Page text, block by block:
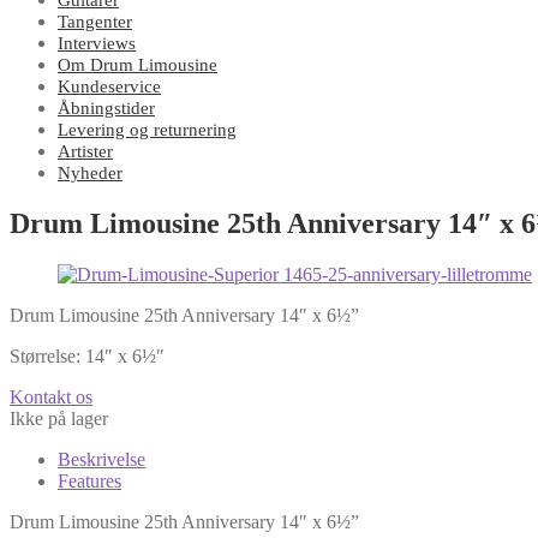
Tangenter
Interviews
Om Drum Limousine
Kundeservice
Åbningstider
Levering og returnering
Artister
Nyheder
Drum Limousine 25th Anniversary 14″ x
Drum Limousine 25th Anniversary 14″ x 6½”
Størrelse: 14″ x 6½″
Kontakt os
Ikke på lager
Beskrivelse
Features
Drum Limousine 25th Anniversary 14″ x 6½”